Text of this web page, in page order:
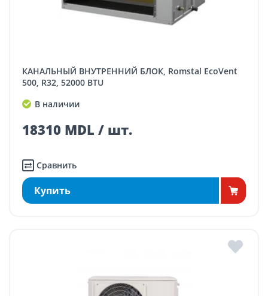
КАНАЛЬНЫЙ ВНУТРЕННИЙ БЛОК, Romstal EcoVent
500, R32, 52000 BTU
В наличии
18310 MDL / шт.
Сравнить
Купить